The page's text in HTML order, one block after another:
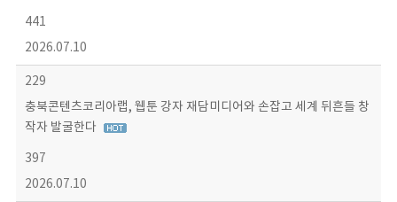
441
2026.07.10
229
충북콘텐츠코리아랩, 웹툰 강자 재담미디어와 손잡고 세계 뒤흔들 창
작자 발굴한다
397
2026.07.10